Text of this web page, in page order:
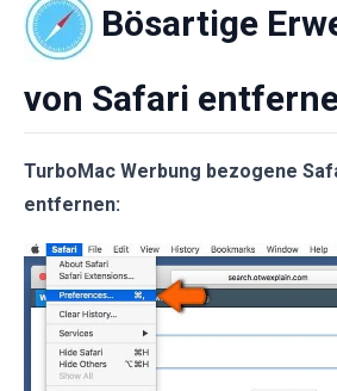
Bösartige
von Safari
TurboMac Werbung bezogene
entfernen: